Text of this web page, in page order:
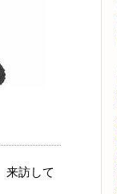
来訪して